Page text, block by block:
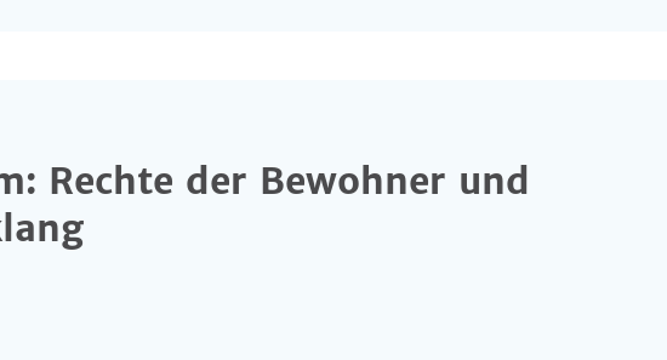
Rechte der Bewohner und